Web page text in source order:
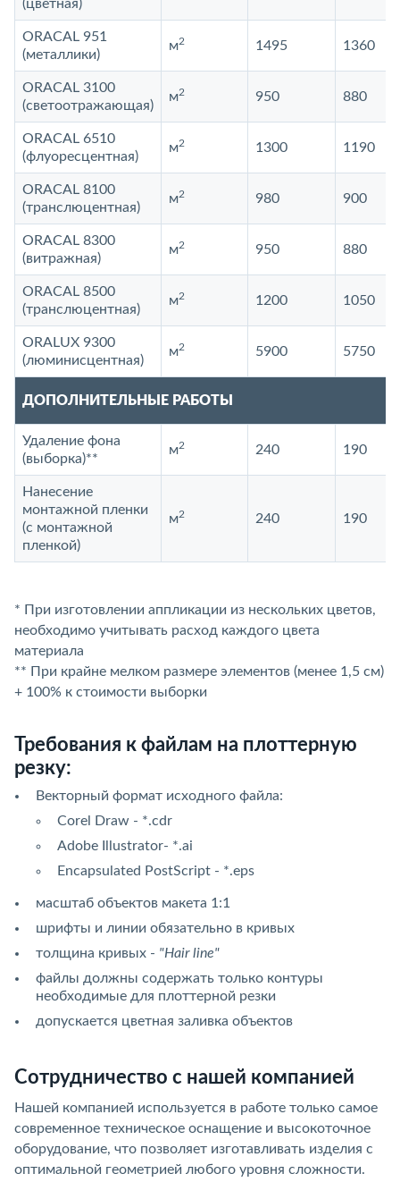
(цветная)
ORACAL 951
(металлики)
м2 1495 1360
ORACAL 3100
(светоотражающая)
м2 950 880
ORACAL 6510
(флуоресцентная)
м2 1300 1190
ORACAL 8100
(транслюцентная)
м2 980 900
ORACAL 8300
(витражная)
м2 950 880
ORACAL 8500
(транслюцентная)
м2 1200 1050
ORALUX 9300
(люминисцентная)
м2 5900 5750
ДОПОЛНИТЕЛЬНЫЕ РАБОТЫ
Удаление фона
(выборка)**
м2 240 190
Нанесение
монтажной пленки
(с монтажной
пленкой)
м2 240 190
* При изготовлении аппликации из нескольких цветов,
необходимо учитывать расход каждого цвета
материала
** При крайне мелком размере элементов (менее 1,5 см)
+ 100% к стоимости выборки
Требования к файлам на плоттерную
резку:
Векторный формат исходного файла:
Corel Draw - *.cdr
Adobe Illustrator- *.ai
Encapsulated PostScript - *.eps
масштаб объектов макета 1:1
шрифты и линии обязательно в кривых
толщина кривых - "Hair line"
файлы должны содержать только контуры
необходимые для плоттерной резки
допускается цветная заливка объектов
Сотрудничество с нашей компанией
Нашей компанией используется в работе только самое
современное техническое оснащение и высокоточное
оборудование, что позволяет изготавливать изделия с
оптимальной геометрией любого уровня сложности.